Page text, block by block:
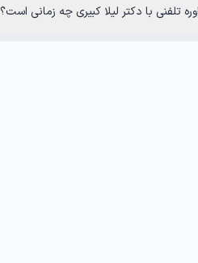
تلفنی با دکتر لیلا کبیری چه زمانی است؟